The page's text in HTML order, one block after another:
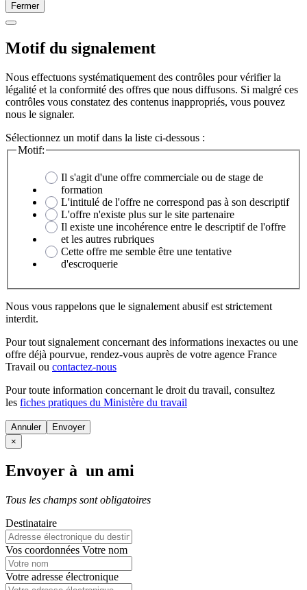
Fermer
Motif du signalement
Nous effectuons systématiquement des contrôles pour vérifier la
légalité et la conformité des offres que nous diffusons. Si malgré ces
contrôles vous constatez des contenus inappropriés, vous pouvez
nous le signaler.
Sélectionnez un motif dans la liste ci-dessous :
Motif:
Il s'agit d'une offre commerciale ou de stage de
formation
L'intitulé de l'offre ne correspond pas à son descriptif
L'offre n'existe plus sur le site partenaire
Il existe une incohérence entre le descriptif de l'offre
et les autres rubriques
Cette offre me semble être une tentative
d'escroquerie
Nous vous rappelons que le signalement abusif est strictement
interdit.
Pour tout signalement concernant des informations inexactes ou une
offre déjà pourvue, rendez-vous auprès de votre agence France
Travail ou contactez-nous
Pour toute information concernant le droit du travail, consultez
les fiches pratiques du Ministère du travail
Annuler
×
Envoyer à un ami
Tous les champs sont obligatoires
Destinataire
Vos coordonnées Votre nom
Votre adresse électronique